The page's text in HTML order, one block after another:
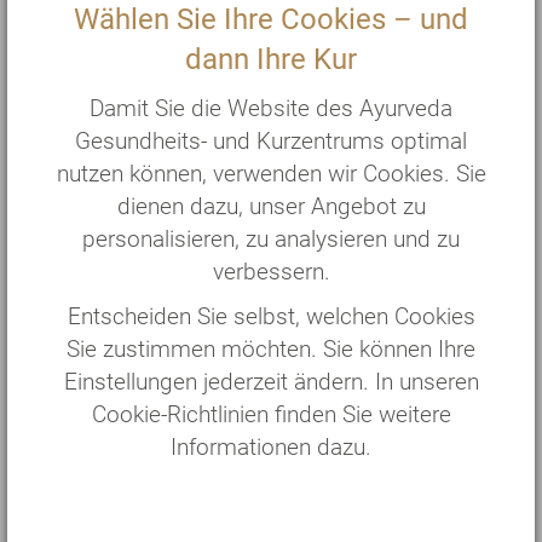
Wählen Sie Ihre Cookies – und
dann Ihre Kur
Damit Sie die Website des Ayurveda
Gesundheits- und Kurzentrums optimal
nutzen können, verwenden wir Cookies. Sie
dienen dazu, unser Angebot zu
personalisieren, zu analysieren und zu
verbessern.
Entscheiden Sie selbst, welchen Cookies
Sie zustimmen möchten. Sie können Ihre
Einstellungen jederzeit ändern. In unseren
Cookie-Richtlinien finden Sie weitere
Informationen dazu.
Darm
Welche Rolle spielt pañcakarma bei der
Regeneration des Darms?
Pañcakarma ist die zentrale Therapie, um den
Darm zu reinigen und zu regenerieren. Die Kur
besteht aus drei Phasen: Vorbereitung, Haupt-
und Nachbehandlung. In der Vorbereitungsphase